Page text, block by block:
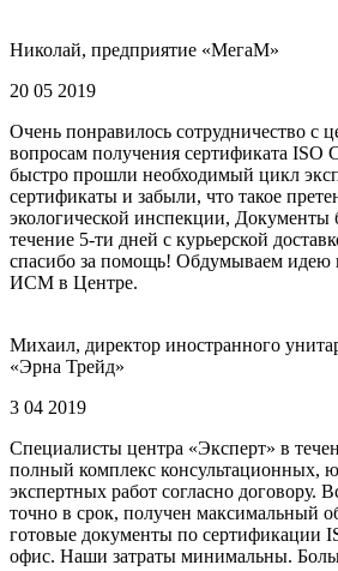
Николай, предприятие «МегаМ»
20 05 2019
Очень понравилось сотрудничество с
вопросам получения сертификата
быстро прошли необходимый цикл
сертификаты и забыли, что такое
экологической инспекции,
течение 5-ти дней с курьерской
спасибо за помощь! Обдумываем идею
ИСМ в Центре.
Михаил, директор иностранного
«Эрна Трейд»
3 04 2019
Специалисты центра «Эксперт» в
полный комплекс консультационных,
экспертных работ согласно договору.
точно в срок, получен максимальный
готовые документы по сертификации
офис. Наши затраты минимальны.